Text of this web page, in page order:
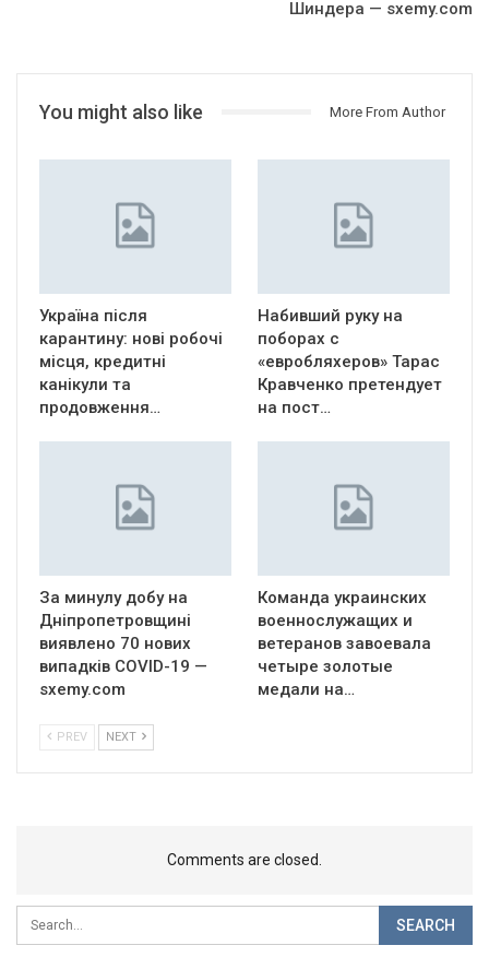
Шиндера — sxemy.com
You might also like More From Author
Україна після
карантину: нові робочі
місця, кредитні
канікули та
продовження…
Набивший руку на
поборах с
«евробляхеров» Тарас
Кравченко претендует
на пост…
За минулу добу на
Дніпропетровщині
виявлено 70 нових
випадків COVID-19 —
sxemy.com
Команда украинских
военнослужащих и
ветеранов завоевала
четыре золотые
медали на…
PREV NEXT
Comments are closed.